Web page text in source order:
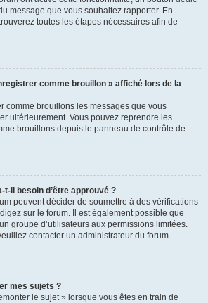
message que vous souhaitez rapporter. En
toutes les étapes nécessaires afin de
comme brouillon » affiché lors de la
comme brouillons les messages que vous
ultérieurement. Vous pouvez reprendre les
brouillons depuis le panneau de contrôle de
t-il besoin d’être approuvé ?
peuvent décider de soumettre à des vérifications
sur le forum. Il est également possible que
groupe d’utilisateurs aux permissions limitées.
contacter un administrateur du forum.
mes sujets ?
le sujet » lorsque vous êtes en train de